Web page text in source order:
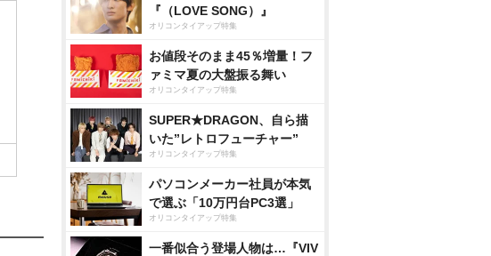
『（LOVE SONG）』
オリコンタイアップ特集
お値段そのまま45％増量！フ
ァミマ夏の大盤振る舞い
オリコンタイアップ特集
SUPER★DRAGON、自ら描
いた”レトロフューチャー”
オリコンタイアップ特集
パソコンメーカー社員が本気
で選ぶ「10万円台PC3選」
オリコンタイアップ特集
一番似合う登場人物は…『VIV